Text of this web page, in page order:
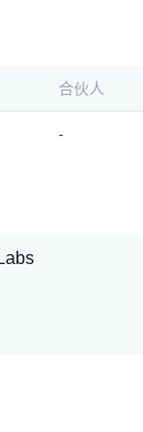
合伙人
-